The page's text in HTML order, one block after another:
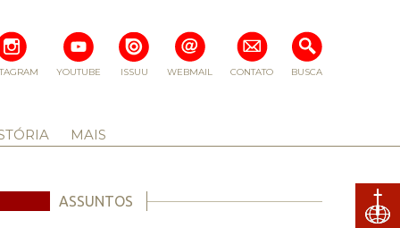
BUSCA
CONTATO
WEBMAIL
ISSUU
YOUTUBE
MAIS
ASSUNTOS